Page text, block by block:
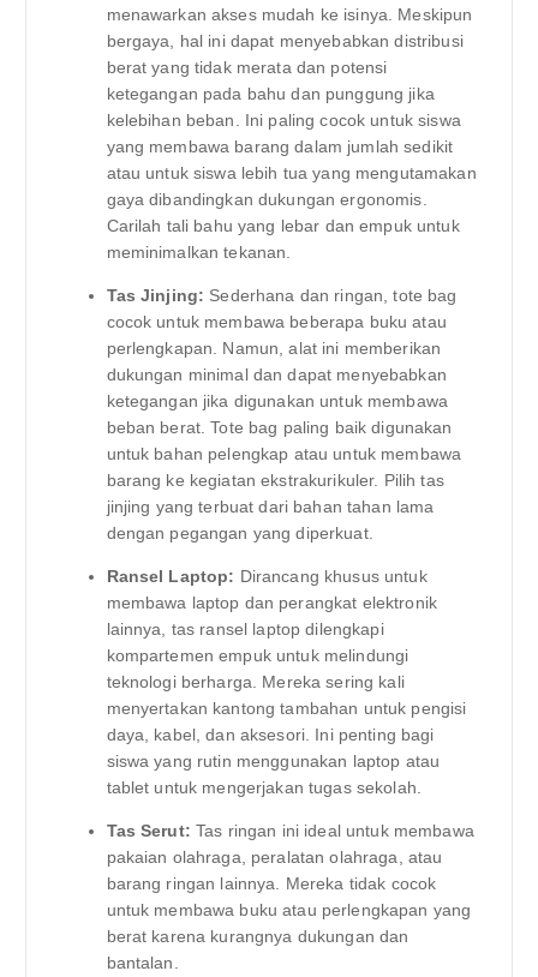
menawarkan akses mudah ke isinya. Meskipun
bergaya, hal ini dapat menyebabkan distribusi
berat yang tidak merata dan potensi
ketegangan pada bahu dan punggung jika
kelebihan beban. Ini paling cocok untuk siswa
yang membawa barang dalam jumlah sedikit
atau untuk siswa lebih tua yang mengutamakan
gaya dibandingkan dukungan ergonomis.
Carilah tali bahu yang lebar dan empuk untuk
meminimalkan tekanan.
Tas Jinjing: Sederhana dan ringan, tote bag
cocok untuk membawa beberapa buku atau
perlengkapan. Namun, alat ini memberikan
dukungan minimal dan dapat menyebabkan
ketegangan jika digunakan untuk membawa
beban berat. Tote bag paling baik digunakan
untuk bahan pelengkap atau untuk membawa
barang ke kegiatan ekstrakurikuler. Pilih tas
jinjing yang terbuat dari bahan tahan lama
dengan pegangan yang diperkuat.
Ransel Laptop: Dirancang khusus untuk
membawa laptop dan perangkat elektronik
lainnya, tas ransel laptop dilengkapi
kompartemen empuk untuk melindungi
teknologi berharga. Mereka sering kali
menyertakan kantong tambahan untuk pengisi
daya, kabel, dan aksesori. Ini penting bagi
siswa yang rutin menggunakan laptop atau
tablet untuk mengerjakan tugas sekolah.
Tas Serut: Tas ringan ini ideal untuk membawa
pakaian olahraga, peralatan olahraga, atau
barang ringan lainnya. Mereka tidak cocok
untuk membawa buku atau perlengkapan yang
berat karena kurangnya dukungan dan
bantalan.